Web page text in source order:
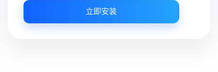
立即安装